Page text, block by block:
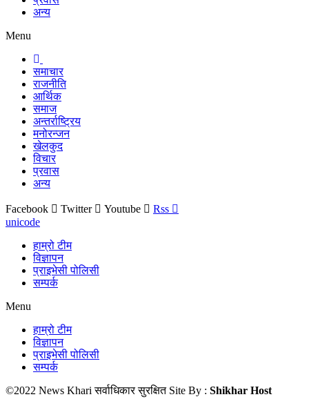
अन्य
Menu
समाचार
राजनीति
आर्थिक
समाज
अन्तर्राष्ट्रिय
मनोरन्जन
खेलकुद
विचार
प्रवास
अन्य
Facebook Twitter Youtube
Rss
unicode
हाम्रो टीम
विज्ञापन
प्राइभेसी पोलिसी
सम्पर्क
Menu
हाम्रो टीम
विज्ञापन
प्राइभेसी पोलिसी
सम्पर्क
©2022 News Khari सर्वाधिकार सुरक्षित Site By : Shikhar Host